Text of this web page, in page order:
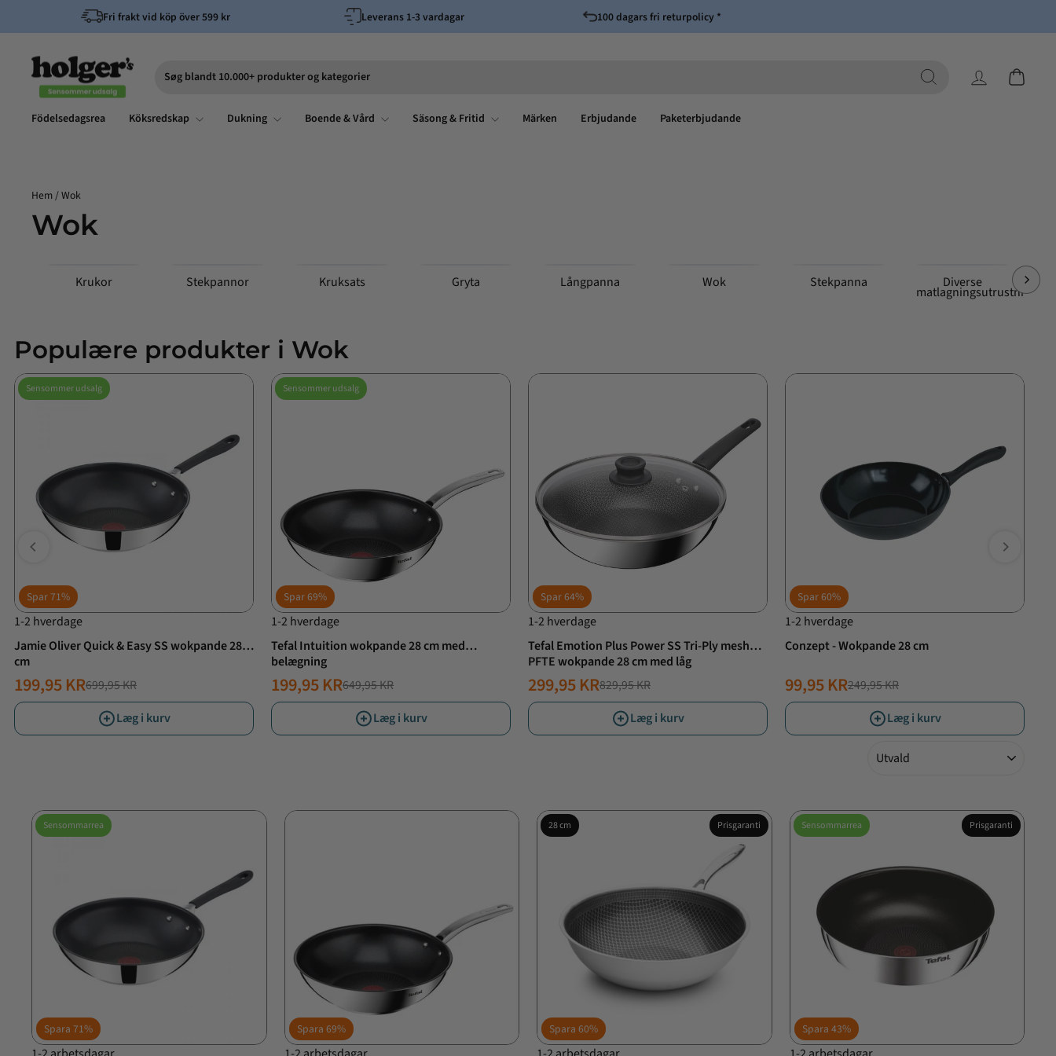
Pausa
Fri frakt vid köp över 599 kr Leverans 1-3 vardagar 100 dagars fri returpolicy *
Søg blandt 10.000+ produkter og kategorier
Sök
Logga in
Födelsedagsrea
Köksredskap Dukning Boende & Vård Säsong & Fritid Märken Erbjudande Paketerbjudande
Hem /Wok
Wok
Krukor Stekpannor Kruksats Gryta Långpanna Wok Stekpanna Diverse
matlagningsutrustning
Populære produkter i Wok
Sensommer udsalg
Spar71%
1-2 hverdage
Jamie Oliver Quick & Easy SS wokpande 28
cm
NORMALPRIS
699,95 KR
TILBUDSPRIS
199,95 KR
Læg i kurv
Sensommer udsalg
Spar69%
1-2 hverdage
Tefal Intuition wokpande 28 cm med
belægning
NORMALPRIS
649,95 KR
TILBUDSPRIS
199,95 KR
Læg i kurv
Spar64%
1-2 hverdage
Tefal Emotion Plus Power SS Tri-Ply mesh
PFTE wokpande 28 cm med låg
NORMALPRIS
829,95 KR
TILBUDSPRIS
299,95 KR
Læg i kurv
Spar60%
1-2 hverdage
Conzept - Wokpande 28 cm
NORMALPRIS
249,95 KR
TILBUDSPRIS
99,95 KR
Læg i kurv
Sortera
Sensommarrea
Spara 71% Spara 69%
28 cm Prisgaranti
Spara 60%
Sensommarrea Prisgaranti
Spara 43%